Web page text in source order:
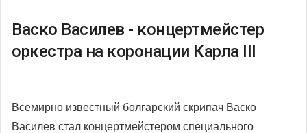
Васко Василев - концертмейстер
оркестра на коронации Карла III
Всемирно известный болгарский скрипач Васко
Василев стал концертмейстером специального